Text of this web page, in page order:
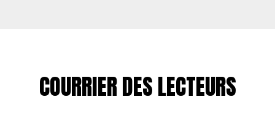
COURRIER DES LECTEURS